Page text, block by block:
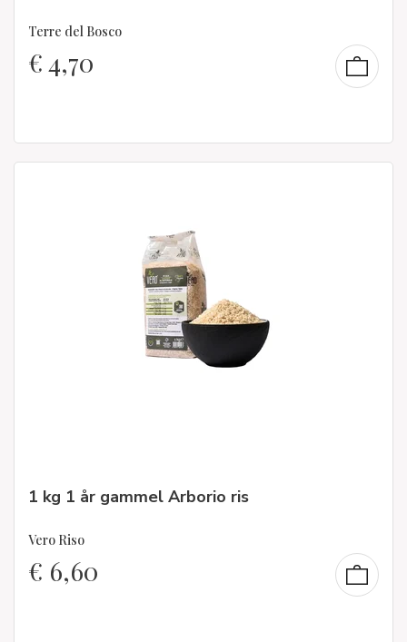
Terre del Bosco
€4,70
1 kg 1 år gammel Arborio ris
Vero Riso
€ 6,60